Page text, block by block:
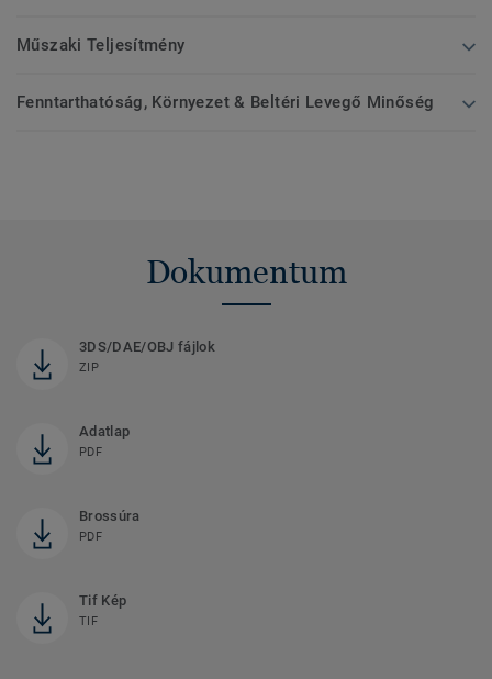
Műszaki Teljesítmény
Fenntarthatóság, Környezet & Beltéri Levegő Minőség
Dokumentum
3DS/DAE/OBJ fájlok
ZIP
Adatlap
PDF
Brossúra
PDF
Tif Kép
TIF